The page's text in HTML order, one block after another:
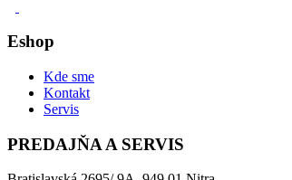
Eshop
Kde sme
Kontakt
Servis
PREDAJŇA A SERVIS